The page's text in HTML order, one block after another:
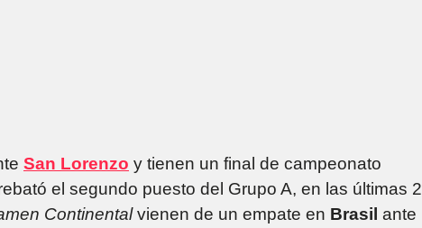
San Lorenzo y tienen un final de campeonato
el segundo puesto del Grupo A, en las últimas 2
Continentalvienen de un empate en Brasil ante